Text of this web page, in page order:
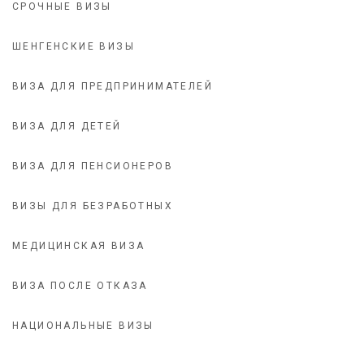
СРОЧНЫЕ ВИЗЫ
ШЕНГЕНСКИЕ ВИЗЫ
ВИЗА ДЛЯ ПРЕДПРИНИМАТЕЛЕЙ
ВИЗА ДЛЯ ДЕТЕЙ
ВИЗА ДЛЯ ПЕНСИОНЕРОВ
ВИЗЫ ДЛЯ БЕЗРАБОТНЫХ
МЕДИЦИНСКАЯ ВИЗА
ВИЗА ПОСЛЕ ОТКАЗА
НАЦИОНАЛЬНЫЕ ВИЗЫ